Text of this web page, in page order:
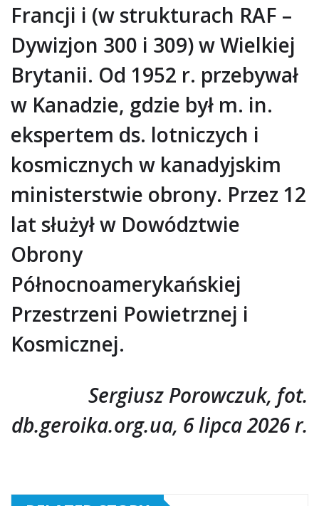
Francji i (w strukturach RAF –
Dywizjon 300 i 309) w Wielkiej
Brytanii. Od 1952 r. przebywał
w Kanadzie, gdzie był m. in.
ekspertem ds. lotniczych i
kosmicznych w kanadyjskim
ministerstwie obrony. Przez 12
lat służył w Dowództwie
Obrony
Północnoamerykańskiej
Przestrzeni Powietrznej i
Kosmicznej.
Sergiusz Porowczuk, fot.
db.geroika.org.ua, 6 lipca 2026 r.